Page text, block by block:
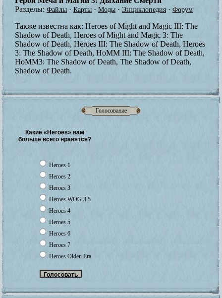
Голосование
Какие «Heroes» вам
больше всего нравятся?
Heroes 1
Heroes 2
Heroes 3
Heroes WOG 3.5
Heroes 4
Heroes 5
Heroes 6
Heroes 7
Heroes Olden Era
Разделы: Файлы · Карты · Моды · Энциклопедия · Форум
Также известна как: Heroes of Might and Magic III: The
Shadow of Death, Heroes of Might and Magic 3: The
Shadow of Death, Heroes III: The Shadow of Death, Heroes
3: The Shadow of Death, HoMM III: The Shadow of Death,
HoMM3: The Shadow of Death, The Shadow of Death,
Shadow of Death.